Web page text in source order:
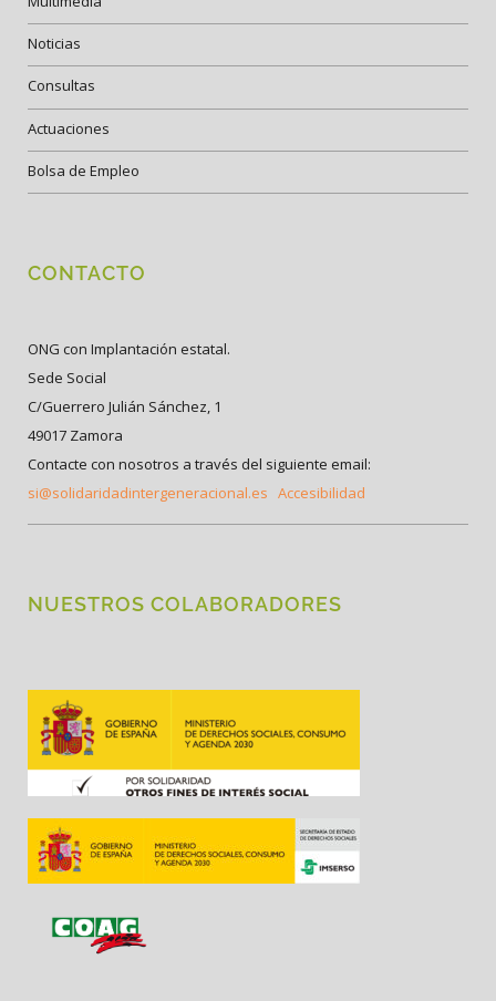
Noticias
Consultas
Actuaciones
Bolsa de Empleo
CONTACTO
ONG con Implantación estatal.
Sede Social
C/Guerrero Julián Sánchez, 1
49017 Zamora
Contacte con nosotros a través del siguiente email:
si@solidaridadintergeneracional.es Accesibilidad
NUESTROS COLABORADORES